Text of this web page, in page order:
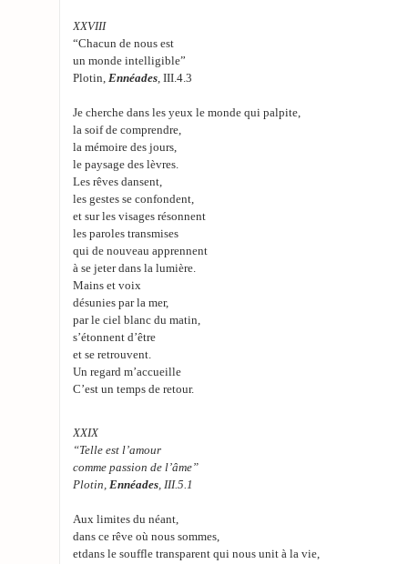
XXVIII
“Chacun de nous est
un monde intelligible”
Plotin, Ennéades, III.4.3
Je cherche dans les yeux le monde qui palpite,
la soif de comprendre,
la mémoire des jours,
le paysage des lèvres.
Les rêves dansent,
les gestes se confondent,
et sur les visages résonnent
les paroles transmises
qui de nouveau apprennent
à se jeter dans la lumière.
Mains et voix
désunies par la mer,
par le ciel blanc du matin,
s’étonnent d’être
et se retrouvent.
Un regard m’accueille
C’est un temps de retour.
XXIX
“Telle est l’amour
comme passion de l’âme”
Plotin, Ennéades, III.5.1
Aux limites du néant,
dans ce rêve où nous sommes,
etdans le souffle transparent qui nous unit à la vie,